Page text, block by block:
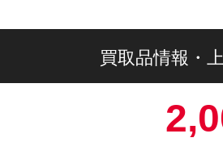
買取品情報・